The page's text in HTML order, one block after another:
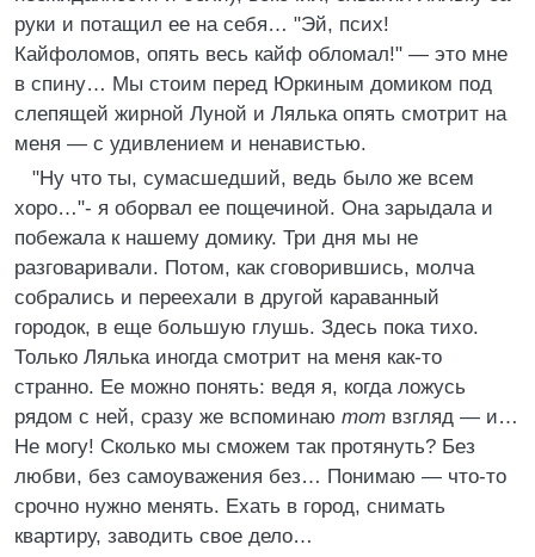
руки и потащил ее на себя… "Эй, псих!
Кайфоломов, опять весь кайф обломал!" — это мне
в спину… Мы стоим перед Юркиным домиком под
слепящей жирной Луной и Лялька опять смотрит на
меня — с удивлением и ненавистью.
"Ну что ты, сумасшедший, ведь было же всем
хоро…"- я оборвал ее пощечиной. Она зарыдала и
побежала к нашему домику. Три дня мы не
разговаривали. Потом, как сговорившись, молча
собрались и переехали в другой караванный
городок, в еще большую глушь. Здесь пока тихо.
Только Лялька иногда смотрит на меня как-то
странно. Ее можно понять: ведя я, когда ложусь
рядом с ней, сразу же вспоминаю тот взгляд — и…
Не могу! Сколько мы сможем так протянуть? Без
любви, без самоуважения без… Понимаю — что-то
срочно нужно менять. Ехать в город, снимать
квартиру, заводить свое дело…